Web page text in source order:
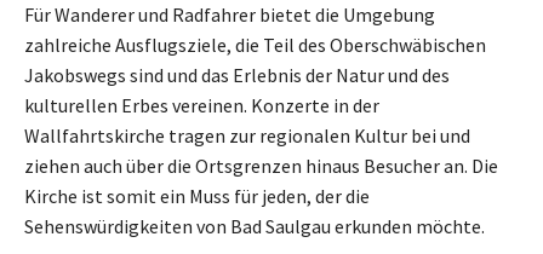
Für Wanderer und Radfahrer bietet die Umgebung
zahlreiche Ausflugsziele, die Teil des Oberschwäbischen
Jakobswegs sind und das Erlebnis der Natur und des
kulturellen Erbes vereinen. Konzerte in der
Wallfahrtskirche tragen zur regionalen Kultur bei und
ziehen auch über die Ortsgrenzen hinaus Besucher an. Die
Kirche ist somit ein Muss für jeden, der die
Sehenswürdigkeiten von Bad Saulgau erkunden möchte.